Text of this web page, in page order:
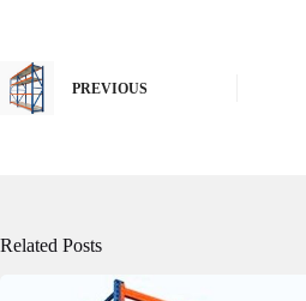
PREVIOUS
Related Posts